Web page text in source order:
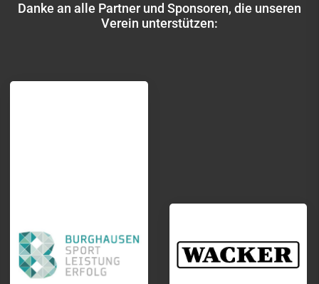
Danke an alle Partner und Sponsoren, die unseren
Verein unterstützen:
Service
Kontakt